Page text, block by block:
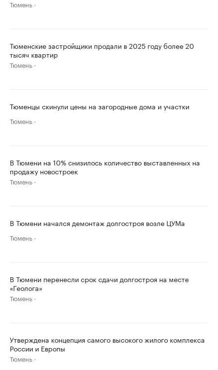
Тюмень
Тюменские застройщики продали в 2025 году более 20
тысяч квартир
Тюмень
Тюменцы скинули цены на загородные дома и участки
Тюмень
В Тюмени на 10% снизилось количество выставленных на
продажу новостроек
Тюмень
В Тюмени начался демонтаж долгостроя возле ЦУМа
Тюмень
В Тюмени перенесли срок сдачи долгостроя на месте
«Геолога»
Тюмень
Утверждена концепция самого высокого жилого комплекса
России и Европы
Тюмень